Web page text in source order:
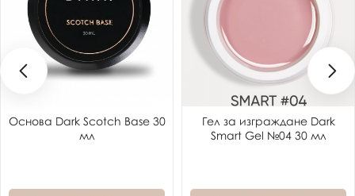
Основа Dark Scotch Base 30
мл
Гел за изграждане Dark
Smart Gel №04 30 мл